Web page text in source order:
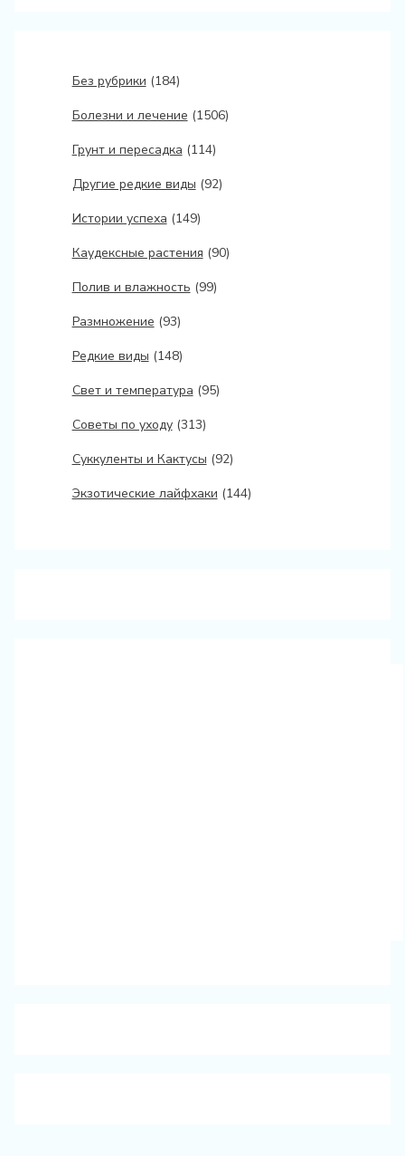
Без рубрики (184)
Болезни и лечение (1506)
Грунт и пересадка (114)
Другие редкие виды (92)
Истории успеха (149)
Каудексные растения (90)
Полив и влажность (99)
Размножение (93)
Редкие виды (148)
Свет и температура (95)
Советы по уходу(313)
Суккуленты и Кактусы (92)
Экзотические лайфхаки (144)